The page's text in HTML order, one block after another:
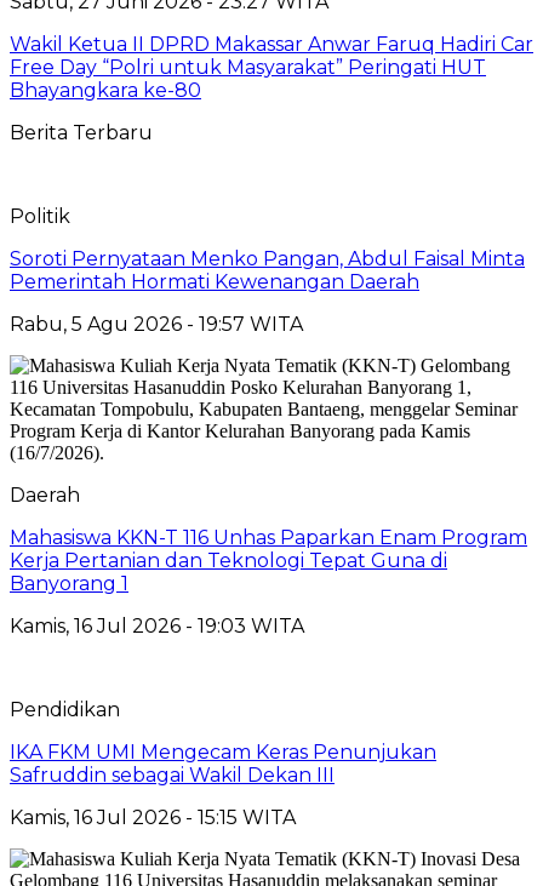
Wakil Ketua II DPRD Makassar Anwar Faruq Hadiri Car
Free Day “Polri untuk Masyarakat” Peringati HUT
Bhayangkara ke-80
Berita Terbaru
Politik
Soroti Pernyataan Menko Pangan, Abdul Faisal Minta
Pemerintah Hormati Kewenangan Daerah
Rabu, 5 Agu 2026 - 19:57 WITA
Daerah
Mahasiswa KKN-T 116 Unhas Paparkan Enam Program
Kerja Pertanian dan Teknologi Tepat Guna di
Banyorang 1
Kamis, 16 Jul 2026 - 19:03 WITA
Pendidikan
IKA FKM UMI Mengecam Keras Penunjukan
Safruddin sebagai Wakil Dekan III
Kamis, 16 Jul 2026 - 15:15 WITA